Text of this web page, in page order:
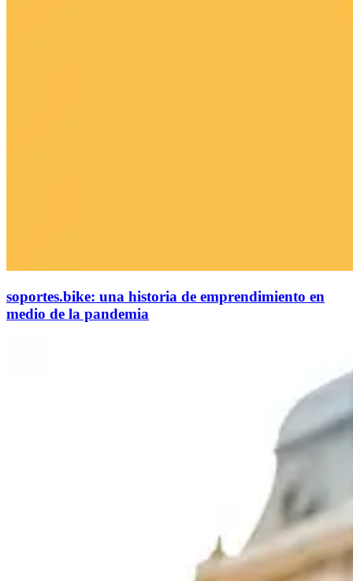
soportes.bike: una historia de emprendimiento en
medio de la pandemia